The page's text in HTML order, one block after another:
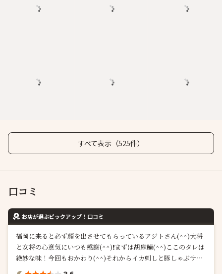
すべて表示（525件）
口コミ
お店が選ぶピックアップ！口コミ
福岡に来ると必ず顔を出させてもらっているアジトさん(^^)大将
と女将の心意気にいつも感謝(^^)❗️まずは胡麻鯖(^^)ここのタレは
絶妙な味！今回もおかわり(^^)それからイカ刺しと豚しゃぶサラ
ダにポテトサラダ！トンカツ食べてピーマン肉詰め。このピーマ